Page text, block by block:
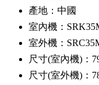
產地：中國
室內機：
室外機：
尺寸(室內機)：
尺寸(室外機)：